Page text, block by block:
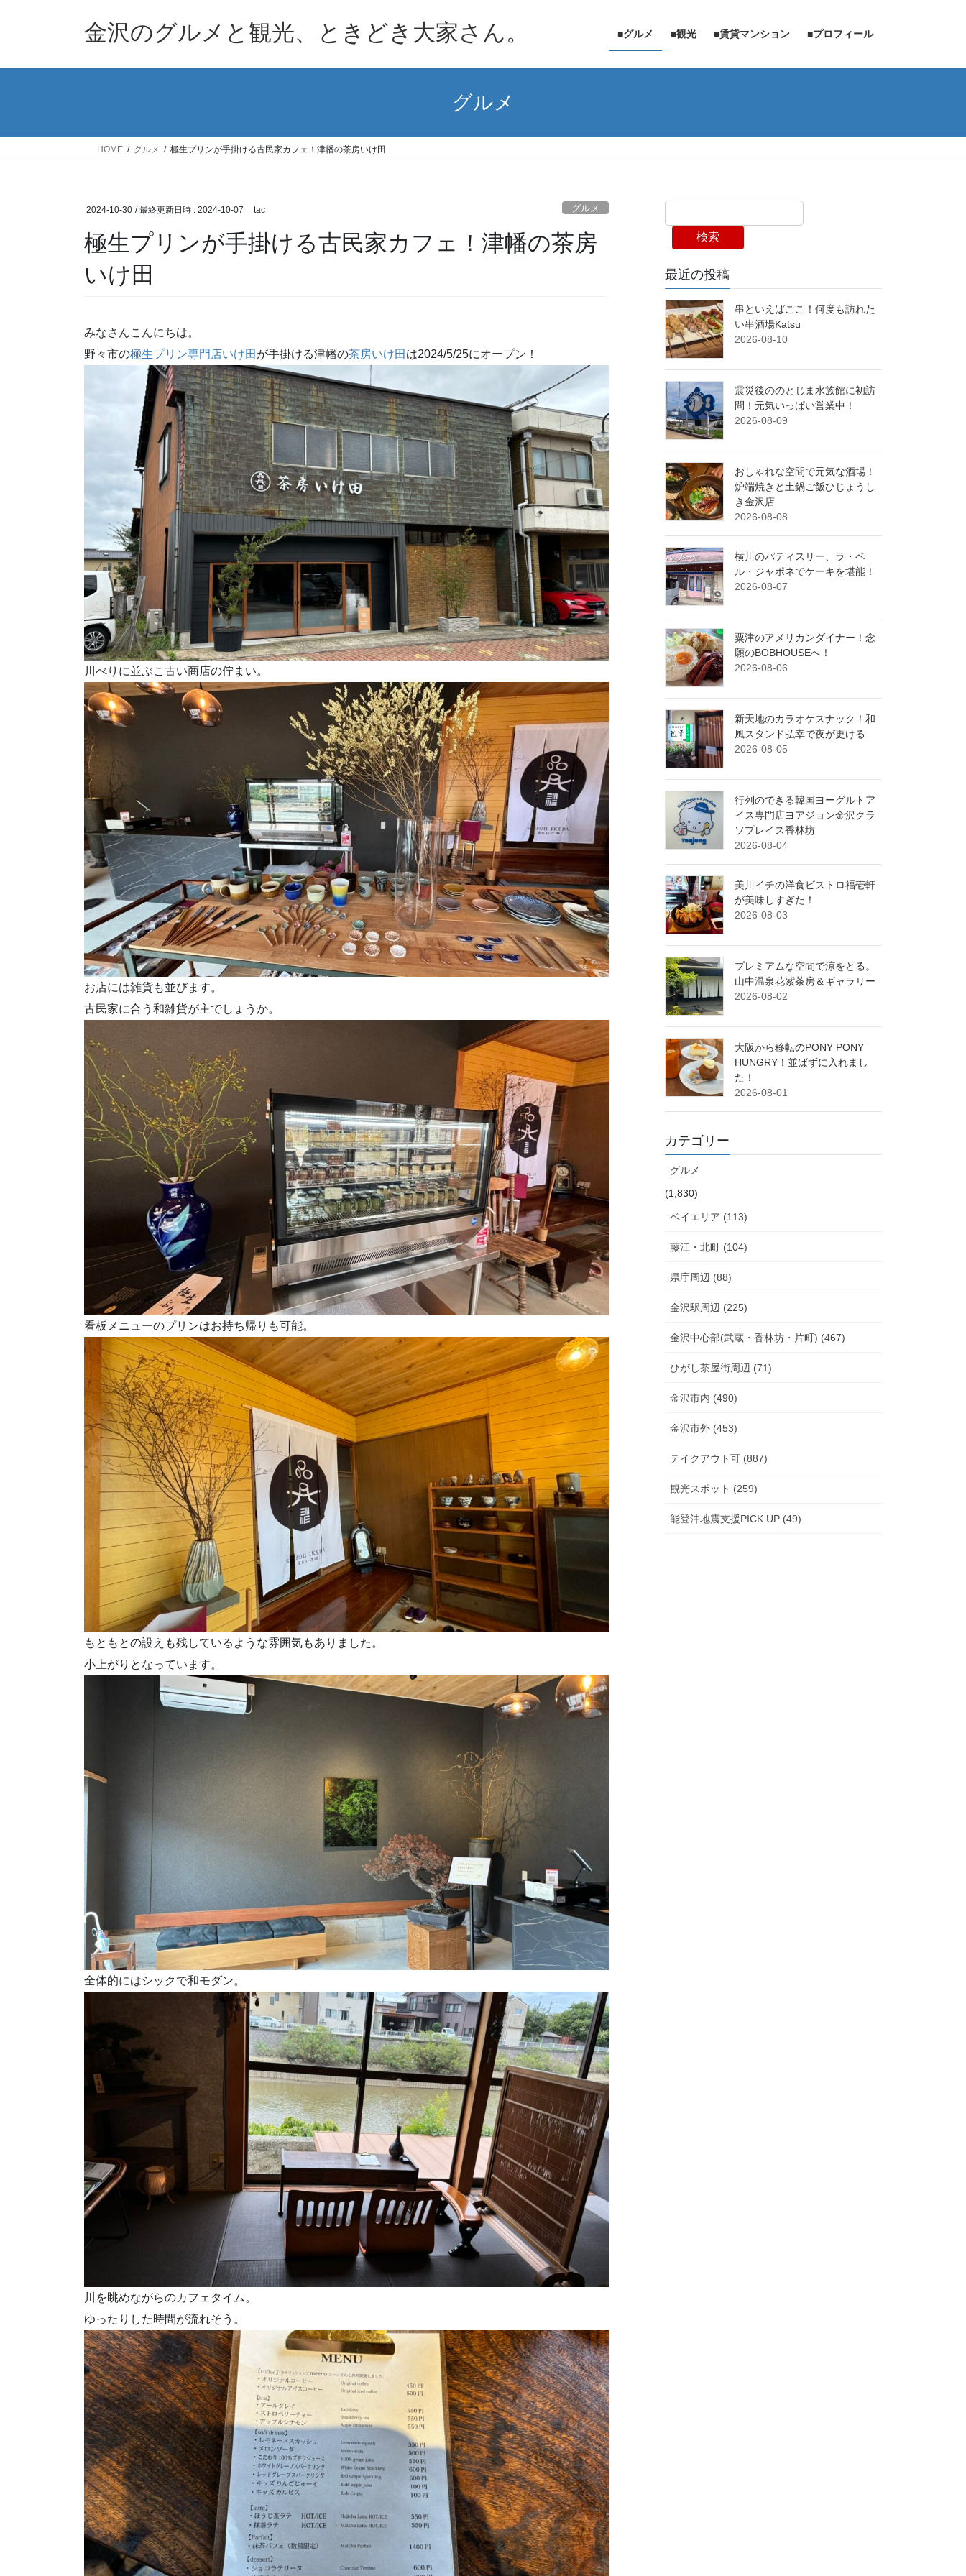
金沢のグルメと観光、ときどき大家さん。 ■グルメ ■観光 ■賃貸マンション ■プロフィール
グルメ
HOME グルメ 極生プリンが手掛ける古民家カフェ！津幡の茶房いけ田
2024-10-30 / 最終更新日時 : 2024-10-07 tac グルメ
極生プリンが手掛ける古民家カフェ！津幡の茶房
いけ田
みなさんこんにちは。
野々市の極生プリン専門店いけ田 が手掛ける津幡の茶房いけ田 は2024/5/25にオープン！
川べりに並ぶこ古い商店の佇まい。
お店には雑貨も並びます。
古民家に合う和雑貨が主でしょうか。
看板メニューのプリンはお持ち帰りも可能。
もともとの設えも残しているような雰囲気もありました。
小上がりとなっています。
全体的にはシックで和モダン。
川を眺めながらのカフェタイム。
ゆったりした時間が流れそう。
検索
最近の投稿
串といえばここ！何度も訪れた
い串酒場Katsu
2026-08-10
震災後ののとじま水族館に初訪
問！元気いっぱい営業中！
2026-08-09
おしゃれな空間で元気な酒場！
炉端焼きと土鍋ご飯ひじょうし
き金沢店
2026-08-08
横川のパティスリー、ラ・ベ
ル・ジャポネでケーキを堪能！
2026-08-07
粟津のアメリカンダイナー！念
願のBOBHOUSEへ！
2026-08-06
新天地のカラオケスナック！和
風スタンド弘幸で夜が更ける
2026-08-05
行列のできる韓国ヨーグルトア
イス専門店ヨアジョン金沢クラ
ソプレイス香林坊
2026-08-04
美川イチの洋食ビストロ福壱軒
が美味しすぎた！
2026-08-03
プレミアムな空間で涼をとる。
山中温泉花紫茶房＆ギャラリー
2026-08-02
大阪から移転のPONY PONY
HUNGRY！並ばずに入れまし
た！
2026-08-01
カテゴリー
グルメ
(1,830)
ベイエリア (113)
藤江・北町 (104)
県庁周辺 (88)
金沢駅周辺 (225)
金沢中心部(武蔵・香林坊・片町) (467)
ひがし茶屋街周辺 (71)
金沢市内 (490)
金沢市外 (453)
テイクアウト可 (887)
観光スポット (259)
能登沖地震支援PICK UP (49)